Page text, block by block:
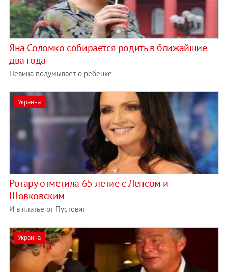
Яна Соломко собирается родить в ближайшие
два года
Певица подумывает о ребенке
Украина
Ротару отметила 65-летие с Лепсом и
Шовковским
И в платье от Пустовит
Украина